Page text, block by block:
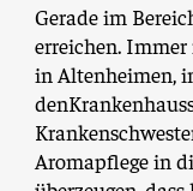
Gerade im
erreichen.
in Altenheimen,
Aromapflege in